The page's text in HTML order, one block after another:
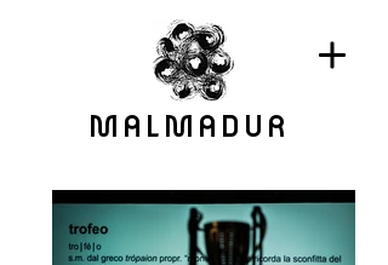
MALMADUR